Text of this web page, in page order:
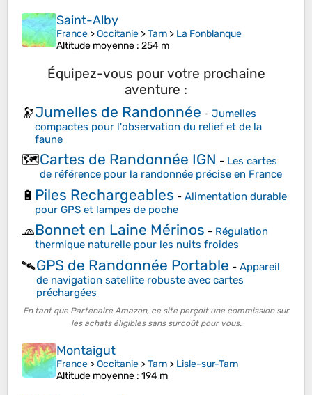
Saint-Alby
France >Occitanie >Tarn > La Fonblanque
Altitude moyenne : 254 m
Équipez-vous pour votre prochaine
aventure :
🔭Jumelles de Randonnée - Jumelles
compactes pour l'observation du relief et de la
faune
🗺️Cartes de Randonnée IGN - Les cartes
de référence pour la randonnée précise en France
🔋 Piles Rechargeables - Alimentation durable
pour GPS et lampes de poche
🧢Bonnet en Laine Mérinos - Régulation
thermique naturelle pour les nuits froides
🛰️GPS de Randonnée Portable - Appareil
de navigation satellite robuste avec cartes
préchargées
En tant que Partenaire Amazon, ce site perçoit une commission sur
les achats éligibles sans surcoût pour vous.
Montaigut
France >Occitanie >Tarn > Lisle-sur-Tarn
Altitude moyenne : 194 m